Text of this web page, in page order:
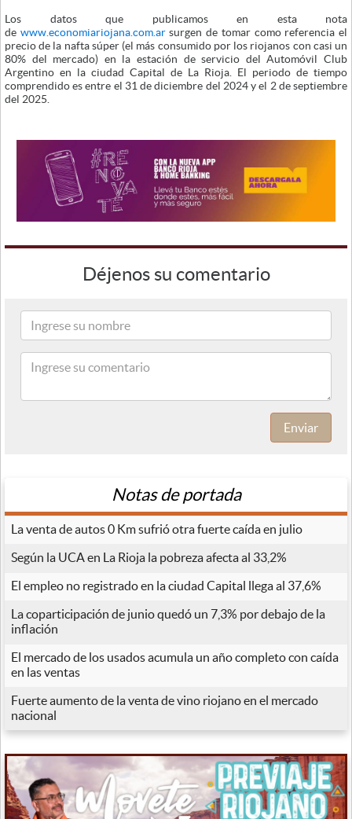
Los datos que publicamos en esta nota
de www.economiariojana.com.arsurgen de tomar como referencia el
precio de la nafta súper (el más consumido por los riojanos con casi un
80% del mercado) en la estación de servicio del Automóvil Club
Argentino en la ciudad Capital de La Rioja. El periodo de tiempo
comprendido es entre el 31 de diciembre del 2024 y el 2 de septiembre
del 2025.
Déjenos su comentario
Enviar
Notas de portada
La venta de autos 0 Km sufrió otra fuerte caída en julio
Según la UCA en La Rioja la pobreza afecta al 33,2%
El empleo no registrado en la ciudad Capital llega al 37,6%
La coparticipación de junio quedó un 7,3% por debajo de la
inflación
El mercado de los usados acumula un año completo con caída
en las ventas
Fuerte aumento de la venta de vino riojano en el mercado
nacional